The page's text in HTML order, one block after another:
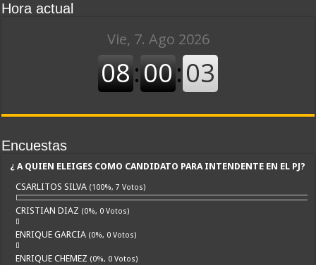
Hora actual
Encuestas
¿ A QUIEN ELEIGES COMO CANDIDATO PARA INTENDENTE EN EL PJ?
CSARLITOS SILVA (100%, 7 Votos)
CRISTIAN DIAZ (0%, 0 Votos)
ENRIQUE GARCIA (0%, 0 Votos)
ENRIQUE CHEMEZ (0%, 0 Votos)